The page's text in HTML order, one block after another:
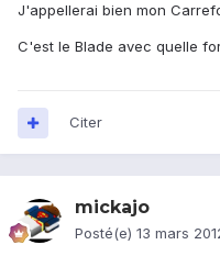
J'appellerai bien mon
C'est le Blade avec quelle
Citer
mickajo
Posté(e) 13 mars